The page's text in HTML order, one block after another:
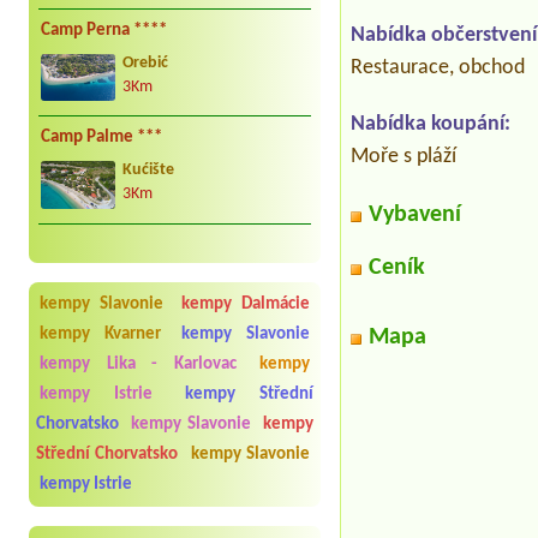
Camp Perna ****
Orebić
3Km
Camp Palme ***
Kućište
3Km
kempy Slavonie
kempy Dalmácie
kempy Kvarner
kempy Slavonie
kempy Lika - Karlovac
kempy
kempy Istrie
kempy Střední
Chorvatsko
kempy Slavonie
kempy
Střední Chorvatsko
kempy Slavonie
kempy Istrie
Nabídka
Restaurace, obchod
Nabídka koupání:
Moře s pláží
Vybavení
Ceník
Mapa